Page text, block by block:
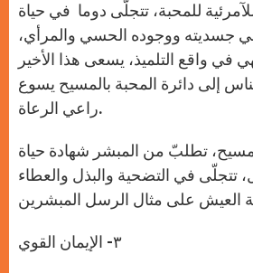
للمحبة، تتجلّى دوما في حياة
جسديته ووجوده الحسي والمرأي،
في واقع التلميذ، يسعى هذا الأخير
إلى دائرة المحبة بالمسيح يسوع
راعي الرعاة.
تطلبّ من المبشر شهادة حياة
تتجلّى في التضحية والبذل والعطاء
٣- اﻹيمان القوي